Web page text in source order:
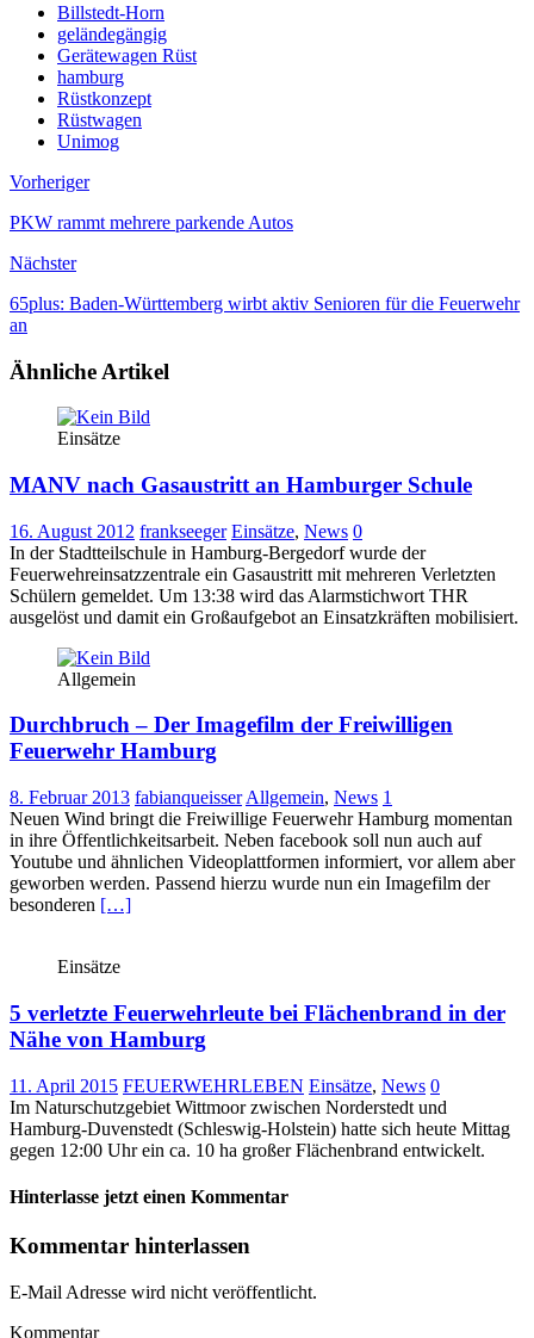
Billstedt-Horn
geländegängig
Gerätewagen Rüst
hamburg
Rüstkonzept
Rüstwagen
Unimog
Vorheriger
PKW rammt mehrere parkende Autos
Nächster
65plus: Baden-Württemberg wirbt aktiv Senioren für die Feuerwehr
an
Ähnliche Artikel
Einsätze
MANV nach Gasaustritt an Hamburger Schule
16. August 2012 frankseeger Einsätze, News 0
In der Stadtteilschule in Hamburg-Bergedorf wurde der
Feuerwehreinsatzzentrale ein Gasaustritt mit mehreren Verletzten
Schülern gemeldet. Um 13:38 wird das Alarmstichwort THR
ausgelöst und damit ein Großaufgebot an Einsatzkräften mobilisiert.
Allgemein
Durchbruch – Der Imagefilm der Freiwilligen
Feuerwehr Hamburg
8. Februar 2013 fabianqueisser Allgemein, News 1
Neuen Wind bringt die Freiwillige Feuerwehr Hamburg momentan
in ihre Öffentlichkeitsarbeit. Neben facebook soll nun auch auf
Youtube und ähnlichen Videoplattformen informiert, vor allem aber
geworben werden. Passend hierzu wurde nun ein Imagefilm der
besonderen […]
Einsätze
5 verletzte Feuerwehrleute bei Flächenbrand in der
Nähe von Hamburg
11. April 2015 FEUERWEHRLEBEN Einsätze, News 0
Im Naturschutzgebiet Wittmoor zwischen Norderstedt und
Hamburg-Duvenstedt (Schleswig-Holstein) hatte sich heute Mittag
gegen 12:00 Uhr ein ca. 10 ha großer Flächenbrand entwickelt.
Hinterlasse jetzt einen Kommentar
Kommentar hinterlassen
E-Mail Adresse wird nicht veröffentlicht.
Kommentar